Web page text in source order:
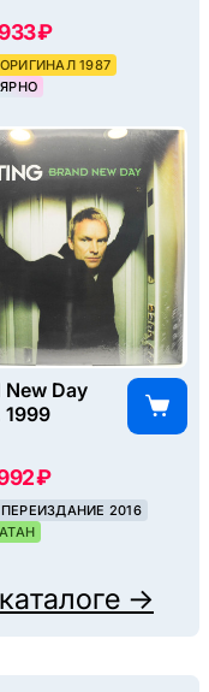
₽
ОРИГИНАЛ 1987
New Day
1999
₽
ПЕРЕИЗДАНИЕ 2016
→